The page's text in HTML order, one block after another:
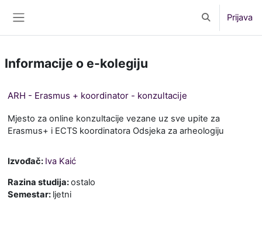
Toggle search
Prijava
Informacije o e-kolegiju
ARH - Erasmus + koordinator - konzultacije
Mjesto za online konzultacije vezane uz sve upite za
Erasmus+ i ECTS koordinatora Odsjeka za arheologiju
Izvođač: Iva Kaić
Razina studija:ostalo
Semestar: ljetni